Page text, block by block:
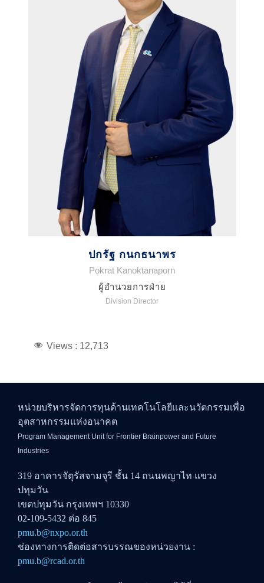
ปกรัฐ กนกธนาพร
Pokrat Kanoktanaporn
ผู้อำนวยการฝ่าย
Division Director
Views : 12,713
หน่วยบริหารจัดการทุนด้านเทคโนโลยีและนวัตกรรมเพื่อ
อุตสาหกรรมแห่งอนาคต
Program Management Unit for Frontier Brainpower and Future
Industries
319 อาคารจัตุรัสจามจุรี ชั้น 14 ถนนพญาไท แขวง
ปทุมวัน
เขตปทุมวัน กรุงเทพฯ 10330
02-109-5432 ต่อ 845
pmu.b@nxpo.or.th
ช่องทางการติดต่อสารบรรณของหน่วยงาน :
pmu.b@rcad.or.th